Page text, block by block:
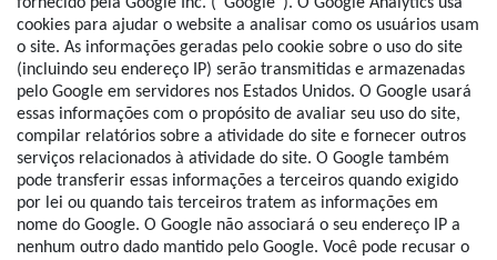
cookies para ajudar o website a analisar como os usuários usam
o site. As informações geradas pelo cookie sobre o uso do site
(incluindo seu endereço IP) serão transmitidas e armazenadas
pelo Google em servidores nos Estados Unidos. O Google usará
essas informações com o propósito de avaliar seu uso do site,
compilar relatórios sobre a atividade do site e fornecer outros
serviços relacionados à atividade do site. O Google também
pode transferir essas informações a terceiros quando exigido
por lei ou quando tais terceiros tratem as informações em
nome do Google. O Google não associará o seu endereço IP a
nenhum outro dado mantido pelo Google. Você pode recusar o